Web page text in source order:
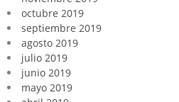
octubre 2019
septiembre 2019
agosto 2019
julio 2019
junio 2019
mayo 2019